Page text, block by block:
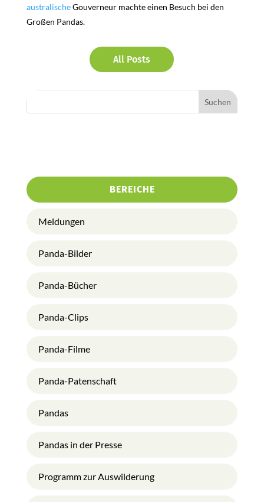
australischeGouverneur machte einen Besuch bei den
Großen Pandas.
All Posts
BEREICHE
Meldungen
Panda-Bilder
Panda-Bücher
Panda-Clips
Panda-Filme
Panda-Patenschaft
Pandas
Pandas in der Presse
Programm zur Auswilderung